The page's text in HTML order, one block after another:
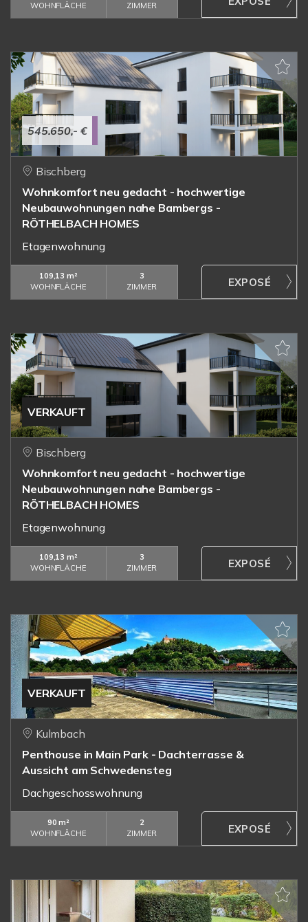
WOHNFLÄCHE
ZIMMER
545.650,- €
Bischberg
Wohnkomfort neu gedacht - hochwertige
Neubauwohnungen nahe Bambergs -
RÖTHELBACH HOMES
Etagenwohnung
109,13 m²
WOHNFLÄCHE
3
ZIMMER
VERKAUFT
Bischberg
Wohnkomfort neu gedacht - hochwertige
Neubauwohnungen nahe Bambergs -
RÖTHELBACH HOMES
Etagenwohnung
109,13 m²
WOHNFLÄCHE
3
ZIMMER
VERKAUFT
Kulmbach
Penthouse in Main Park - Dachterrasse &
Aussicht am Schwedensteg
Dachgeschosswohnung
90 m²
WOHNFLÄCHE
2
ZIMMER